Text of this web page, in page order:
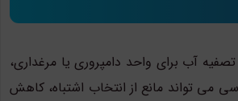
آب برای واحد دامپروری یا مرغداری،
می تواند مانع از انتخاب اشتباه، کاهش